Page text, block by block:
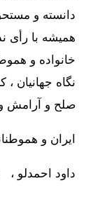
دانسته و
همیشه با رأی
خانواده و
نگاه جهانیان ،
صلح و آرامش
ایران و
داود احمدلو ،